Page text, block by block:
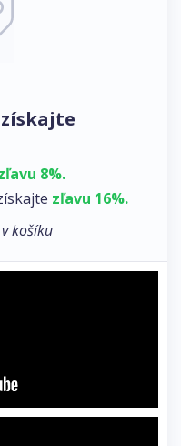
8%.
zľavu 16%.
košíku